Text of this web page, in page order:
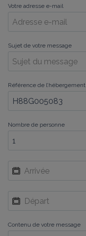
Votre adresse e-mail
Sujet de votre message
Référence de l’hébergement
Nombre de personne
Contenu de votre message